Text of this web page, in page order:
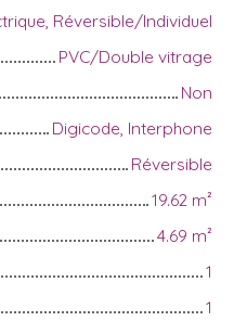
Réversible/Individuel
PVC/Double vitrage
Non
Digicode, Interphone
Réversible
19.62 m²
4.69 m²
1
1